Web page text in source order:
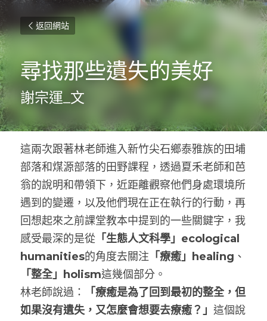
返回網站
尋找那些遺失的美好
謝宗運_文
這兩次跟著林老師進入新竹尖石鄉泰雅族的田埔
部落和煤源部落的田野課程，透過夏禾老師和芭
翁的說明和帶領下，近距離觀察他們身處環境所
遇到的變遷，以及他們現在正在執行的行動，再
回想起來之前課堂教本中提到的一些關鍵字，我
感受最深的是從 「生態人文科學」ecological
humanities的角度去關注 「療癒」healing 、
「整全」holism這幾個部分。
林老師說過：
「療癒是為了回到最初的整全，但
如果沒有遺失，又怎麼會想要去療癒？」 這個說